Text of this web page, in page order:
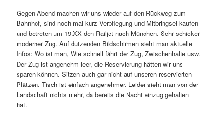
Gegen Abend machen wir uns wieder auf den Rückweg zum
Bahnhof, sind noch mal kurz Verpflegung und Mitbringsel kaufen
und betreten um 19.XX den Railjet nach München. Sehr schicker,
moderner Zug. Auf dutzenden Bildschirmen sieht man aktuelle
Infos: Wo ist man, Wie schnell fährt der Zug, Zwischenhalte usw.
Der Zug ist angenehm leer, die Reservierung hätten wir uns
sparen können. Sitzen auch gar nicht auf unseren reservierten
Plätzen. Tisch ist einfach angenehmer. Leider sieht man von der
Landschaft nichts mehr, da bereits die Nacht einzug gehalten
hat.